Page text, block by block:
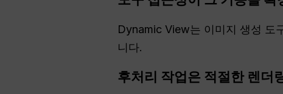
Dynamic View는 이미지 생성 도
니다.
후처리 작업은 적절한 렌더